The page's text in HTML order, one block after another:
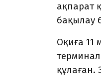
ақпарат
бақылау
Оқиға 11
құлаған.